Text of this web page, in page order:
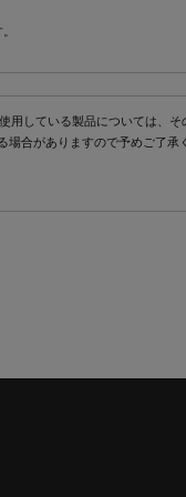
用している製品については、
合がありますので予めご了承